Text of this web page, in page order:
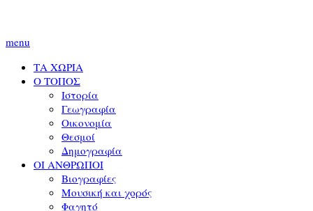
menu
ΤΑ ΧΩΡΙΑ
Ο ΤΟΠΟΣ
Ιστορία
Γεωγραφία
Οικονομία
Θεσμοί
Δημογραφία
ΟΙ ΑΝΘΡΩΠΟΙ
Βιογραφίες
Μουσική και χορός
Φαγητό